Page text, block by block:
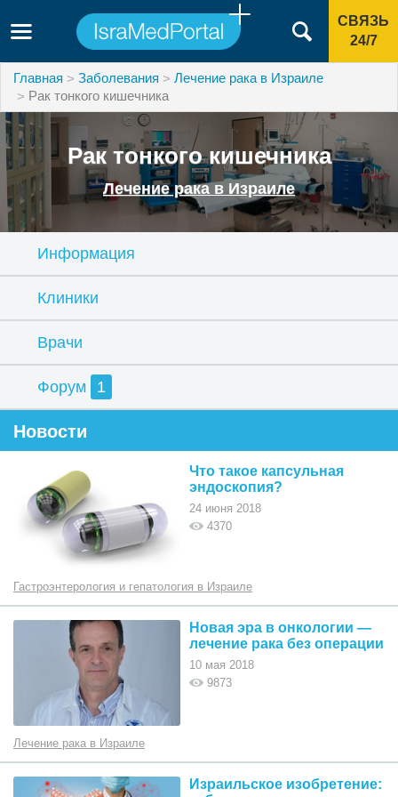
СВЯЗЬ
24/7
Главная Заболевания
Лечение рака в Израиле
Рак тонкого кишечника
Рак тонкого кишечника
Лечение рака в Израиле
Информация
Клиники
Врачи
Форум 1
Новости
Что такое капсульная
эндоскопия?
24 июня 2018
4370
Гастроэнтерология и гепатология в Израиле
Новая эра в онкологии —
лечение рака без операции
10 мая 2018
9873
Лечение рака в Израиле
Израильское изобретение: